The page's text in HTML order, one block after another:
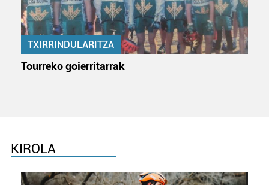
TXIRRINDULARITZA
Tourreko goierritarrak
KIROLA